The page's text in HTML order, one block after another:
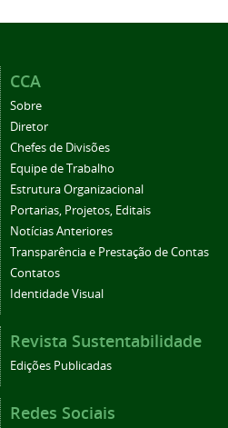
CCA
Sobre
Diretor
Chefes de Divisões
Equipe de Trabalho
Estrutura Organizacional
Portarias, Projetos, Editais
Notícias Anteriores
Transparência e Prestação de Contas
Contatos
Identidade Visual
Revista Sustentabilidade
Edições Publicadas
Redes Sociais